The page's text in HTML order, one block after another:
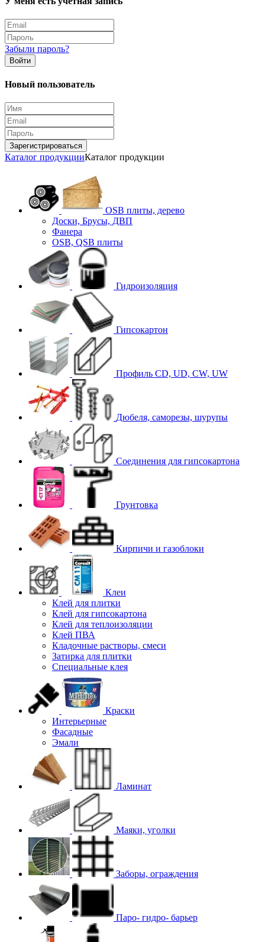
Забыли пароль?
Войти
Новый пользователь
Зарегистрироваться
Каталог продукцииКаталог продукции
OSB плиты, дерево
Доски, Брусы, ДВП
Фанера
OSB, QSB плиты
Гидроизоляция
Гипсокартон
Профиль CD, UD, CW, UW
Дюбеля, саморезы, шурупы
Соединения для гипcокартона
Грунтовка
Кирпичи и газоблоки
Клеи
Клей для плитки
Клей для гипсокартона
Клей для теплоизоляции
Клей ПВА
Кладочные растворы, смеси
Затирка для плитки
Специальные клея
Краски
Интерьерные
Фасадные
Эмали
Ламинат
Маяки, уголки
Заборы, ограждения
Паро- гидро- барьер